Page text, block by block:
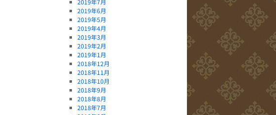
2019年7月
2019年6月
2019年5月
2019年4月
2019年3月
2019年2月
2019年1月
2018年12月
2018年11月
2018年10月
2018年9月
2018年8月
2018年7月